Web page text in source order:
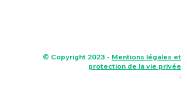
© Copyright 2023 - Mentions légales et
protection de la vie privée
.